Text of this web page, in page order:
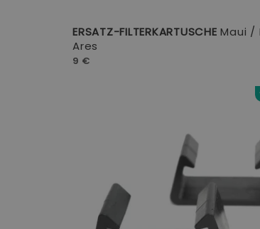
ERSATZ-FILTERKARTUSCHE Maui /
Ares
9 €